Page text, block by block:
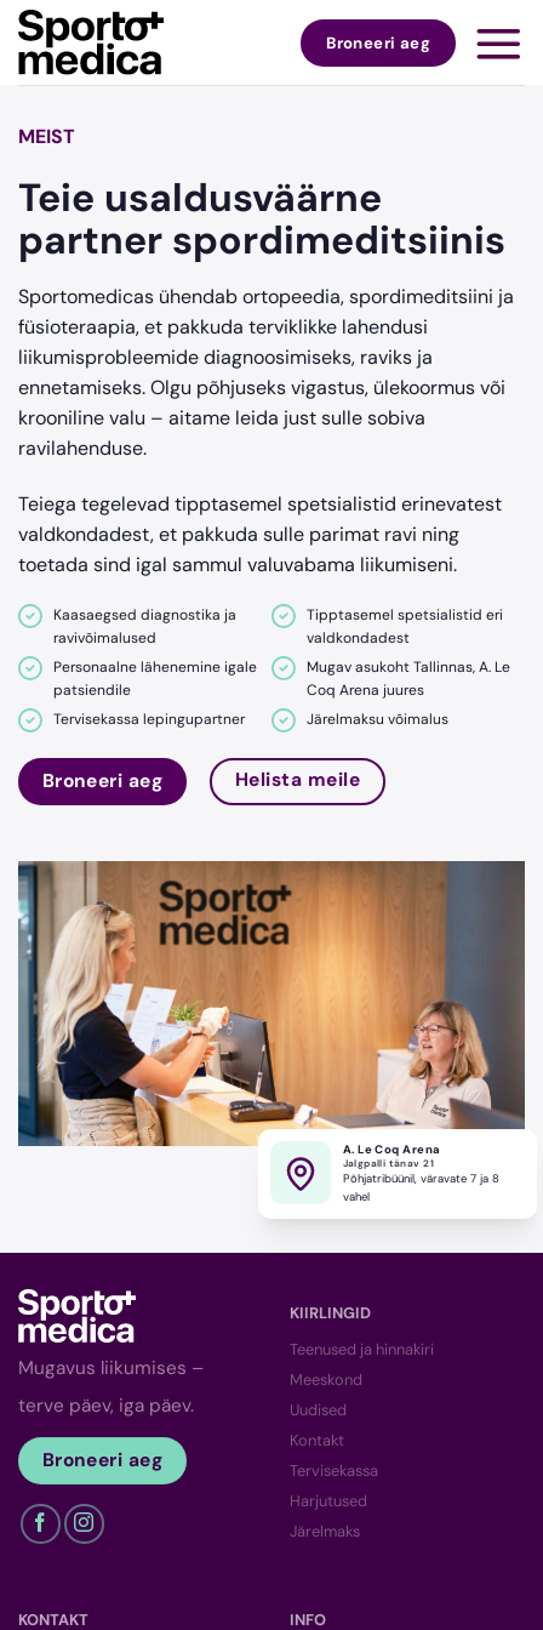
Skip
content
Broneeri aeg
MEIST
Teie usaldusväärne
partner spordimeditsiinis
Sportomedicas ühendab ortopeedia, spordimeditsiini ja
füsioteraapia, et pakkuda terviklikke lahendusi
liikumisprobleemide diagnoosimiseks, raviks ja
ennetamiseks. Olgu põhjuseks vigastus, ülekoormus või
krooniline valu – aitame leida just sulle sobiva
ravilahenduse.
Teiega tegelevad tipptasemel spetsialistid erinevatest
valdkondadest, et pakkuda sulle parimat ravi ning
toetada sind igal sammul valuvabama liikumiseni.
Kaasaegsed diagnostika ja
ravivõimalused
Tipptasemel spetsialistid eri
valdkondadest
Personaalne lähenemine igale
patsiendile
Mugav asukoht Tallinnas, A. Le
Coq Arena juures
Tervisekassa lepingupartner
Järelmaksu võimalus
Broneeri aeg Helista meile
A. Le Coq Arena
Jalgpalli tänav 21
Põhjatribüünil, väravate 7 ja 8
vahel
Mugavus liikumises –
terve päev, iga päev.
Broneeri aeg
KIIRLINGID
Teenused ja hinnakiri
Meeskond
Uudised
Kontakt
Tervisekassa
Harjutused
Järelmaks
KONTAKT INFO